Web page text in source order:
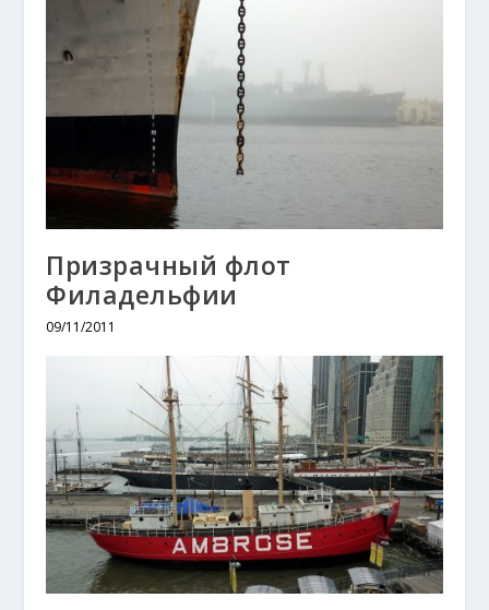
Призрачный флот
Филадельфии
09/11/2011